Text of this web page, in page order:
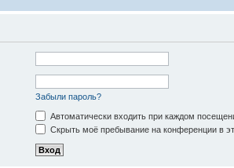
Забыли пароль?
Автоматически входить при каждом
Скрыть моё пребывание на конференции в